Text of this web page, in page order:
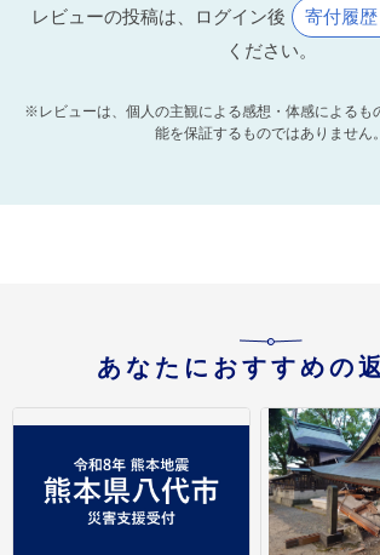
レビューの投稿は、ログイン後 寄付履歴
ください。
※レビューは、個人の主観による感想・体感によるも
能を保証するものではありません。
あなたにおすすめの